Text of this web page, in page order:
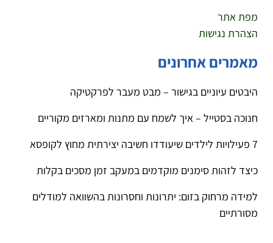
מפת אתר
הצהרת נגישות
מאמרים אחרונים
היבטים עיוניים בגישור – מבט מעבר לפרקטיקה
חנוכה בסטייל – איך לשמח עם מתנות ומארזים מקוריים
7 פעילויות לילדים שיעודדו חשיבה יצירתית מחוץ לקופסא
כיצד לזהות סימנים מוקדמים במעקב זמן מסכים בקלות
למידה מרחוק בזום: יתרונות וחסרונות בהשוואה למודלים
מסורתיים